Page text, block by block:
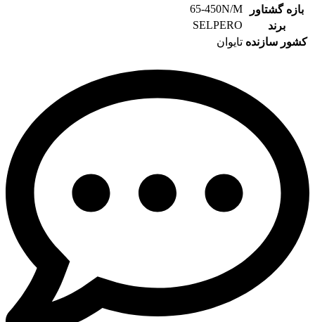
بازه گشتاور
65-450N/M
برند
SELPERO
کشور سازنده تایوان